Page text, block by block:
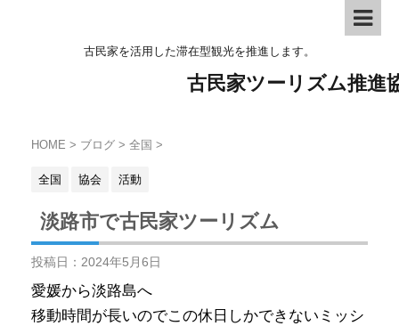
古民家を活用した滞在型観光を推進します。
古民家ツーリズム推進
HOME > ブログ > 全国 >
全国 協会 活動
淡路市で古民家ツーリズム
投稿日： 2024年5月6日
愛媛から淡路島へ
移動時間が長いのでこの休日しかできないミッシ